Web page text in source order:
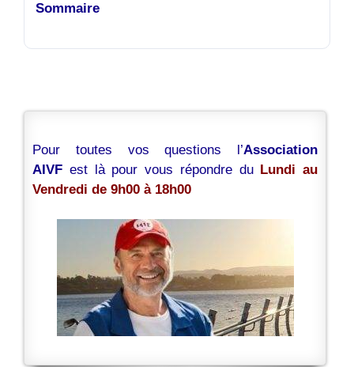
Sommaire
Pour toutes vos questions l’Association
AIVF est là pour vous répondre du Lundi au
Vendredi de 9h00 à 18h00